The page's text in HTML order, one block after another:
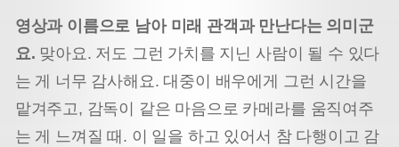
영상과 이름으로 남아 미래 관객과 만난다는 의미군
요. 맞아요. 저도 그런 가치를 지닌 사람이 될 수 있다
는 게 너무 감사해요. 대중이 배우에게 그런 시간을
맡겨주고, 감독이 같은 마음으로 카메라를 움직여주
는 게 느껴질 때. 이 일을 하고 있어서 참 다행이고 감